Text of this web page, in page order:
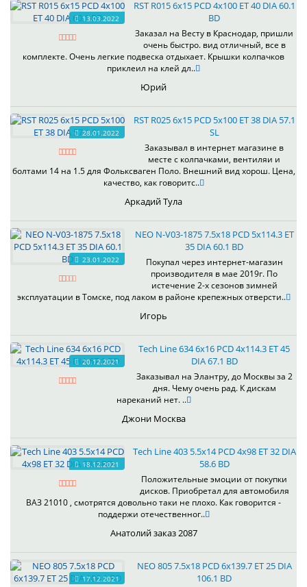
13.03.2022
RST R015 6x15 PCD 4x100 ET 40 DIA 60.1
BD
Заказал на Весту в Краснодар, пришли
очень быстро. вид отличный, все в
комплекте. Очень легкие подвеска отдыхает. Крышки колпачков
приклеил на клей дл..
Юрий
28.01.2022
RST R025 6x15 PCD 5x100 ET 38 DIA 57.1
SL
Заказывал в интернет магазине в
месте с колпачками, вентиляи и
болтами 14 на 1.5 для Фольксваген Поло. Внешний вид хорош. Цена,
качество, как говоритс..
Аркадий Тула
23.01.2022
NEO N-V03-1875 7.5x18 PCD 5x114.3 ET
35 DIA 60.1 BD
Покупал через интернет-магазин
производителя в мае 2019г. По
истечение 2-х сезонов зимней
эксплуатации в Томске, под лаком в районе крепежных отверсти..
Игорь
20.12.2021
Tech Line 634 6x16 PCD 4x114.3 ET 45
DIA 67.1 BD
Заказывал на Элантру, до Москвы за 2
дня. Чему очень рад. К дискам
нареканий нет. ..
Джони Москва
18.12.2021
Tech Line 403 5.5x14 PCD 4x98 ET 32 DIA
58.6 BD
Положительные эмоции от покупки
дисков. Приобретал для автомобиля
ВАЗ 21010 , смотрятся довольно таки не плохо. Как говорится -
поддержи отечественног..
Анатолий заказ 2087
17.12.2021
NEO 805 7.5x18 PCD 6x139.7 ET 25 DIA
106.1 BD